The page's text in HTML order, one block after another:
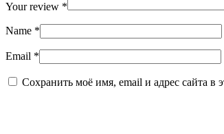
Your review *
Name *
Email *
Сохранить моё имя, email и адрес сайта в